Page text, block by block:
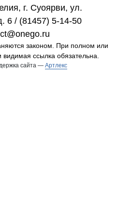
г. Cуоярви, ул.
6 / (81457) 5-14-50
законом. При полном или
ссылка обязательна.
сайта — Артлекс